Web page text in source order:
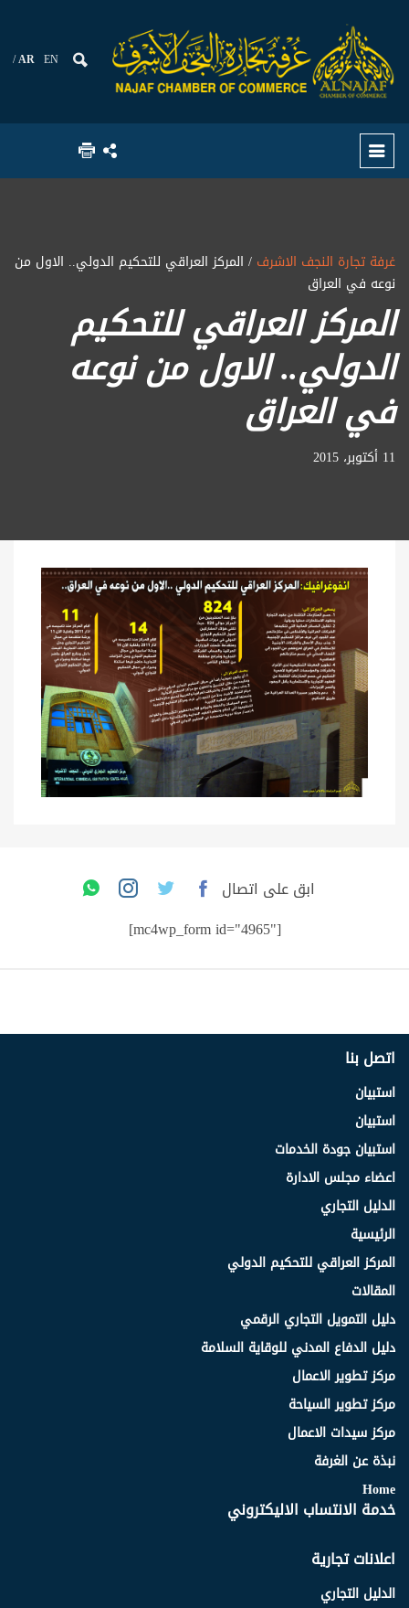
AR EN
غرفة تجارة النجف الاشرف / المركز العراقي للتحكيم الدولي.. الاول من
نوعه في العراق
المركز العراقي للتحكيم
الدولي.. الاول من نوعه
في العراق
11 أكتوبر، 2015
ابق على اتصال
[mc4wp_form id="4965"]
اتصل بنا
استبيان
استبيان
استبيان جودة الخدمات
اعضاء مجلس الادارة
الدليل التجاري
الرئيسية
المركز العراقي للتحكيم الدولي
المقالات
دليل التمويل التجاري الرقمي
دليل الدفاع المدني للوقاية السلامة
مركز تطوير الاعمال
مركز تطوير السياحة
مركز سيدات الاعمال
نبذة عن الغرفة
Home
خدمة الانتساب الاليكتروني
اعلانات تجارية
الدليل التجاري